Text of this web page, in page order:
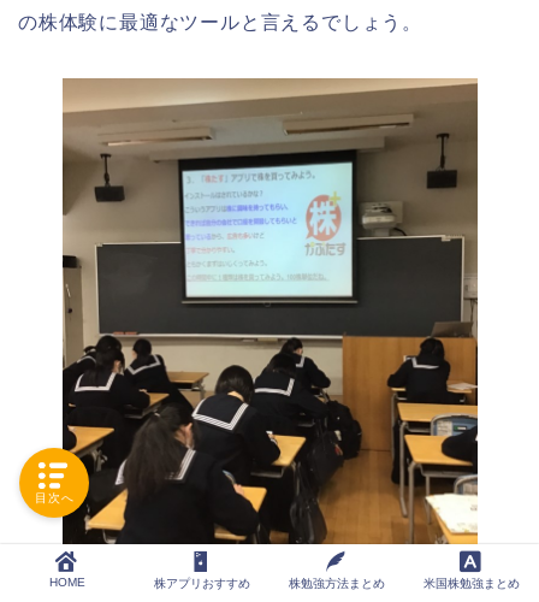
の株体験に最適なツールと言えるでしょう。
HOME 株アプリおすすめ 株勉強方法まとめ 米国株勉強まとめ
目次へ